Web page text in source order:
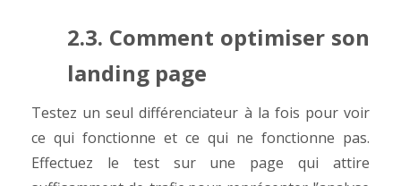
2.3. Comment optimiser son
landing page
Testez un seul différenciateur à la fois pour voir
ce qui fonctionne et ce qui ne fonctionne pas.
Effectuez le test sur une page qui attire